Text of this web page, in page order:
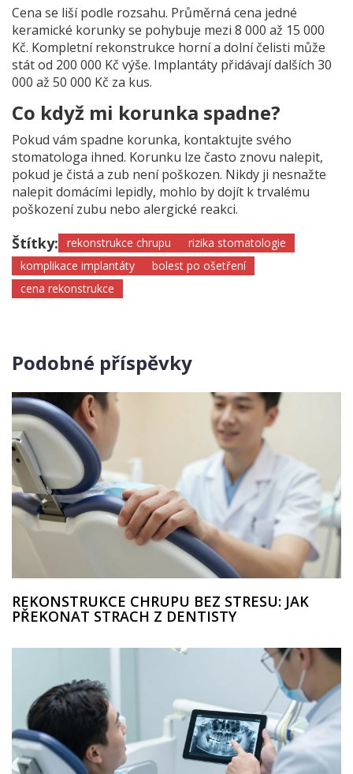
Cena se liší podle rozsahu. Průměrná cena jedné
keramické korunky se pohybuje mezi 8 000 až 15 000
Kč. Kompletní rekonstrukce horní a dolní čelisti může
stát od 200 000 Kč výše. Implantáty přidávají dalších 30
000 až 50 000 Kč za kus.
Co když mi korunka spadne?
Pokud vám spadne korunka, kontaktujte svého
stomatologa ihned. Korunku lze často znovu nalepit,
pokud je čistá a zub není poškozen. Nikdy ji nesnažte
nalepit domácími lepidly, mohlo by dojít k trvalému
poškození zubu nebo alergické reakci.
Štítky: rekonstrukce chrupu
rizika stomatologie
komplikace implantáty
bolest po ošetření
cena rekonstrukce
Podobné příspěvky
REKONSTRUKCE CHRUPU BEZ STRESU: JAK
PŘEKONAT STRACH Z DENTISTY